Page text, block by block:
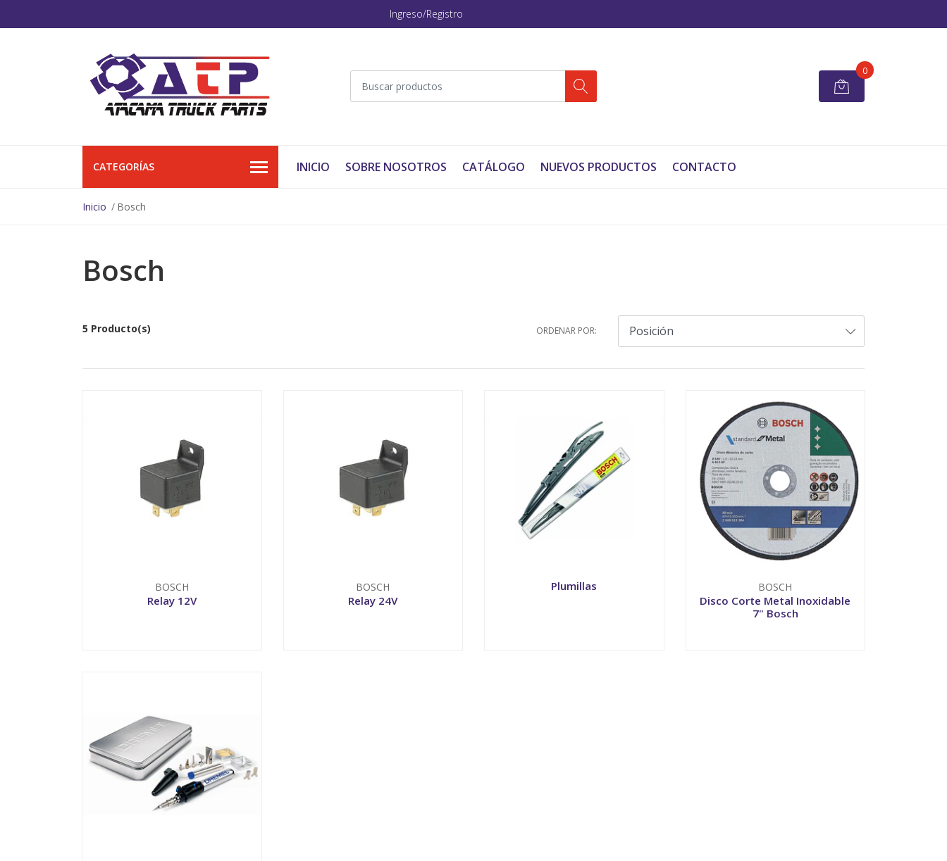
Ingreso/Registro
0
CATEGORÍAS INICIO SOBRE NOSOTROS CATÁLOGO NUEVOS PRODUCTOS CONTACTO
Inicio Bosch
Bosch
5 Producto(s) ORDENAR POR:
BOSCH
Relay 12V
BOSCH
Relay 24V
Plumillas BOSCH
Disco Corte Metal Inoxidable
7" Bosch